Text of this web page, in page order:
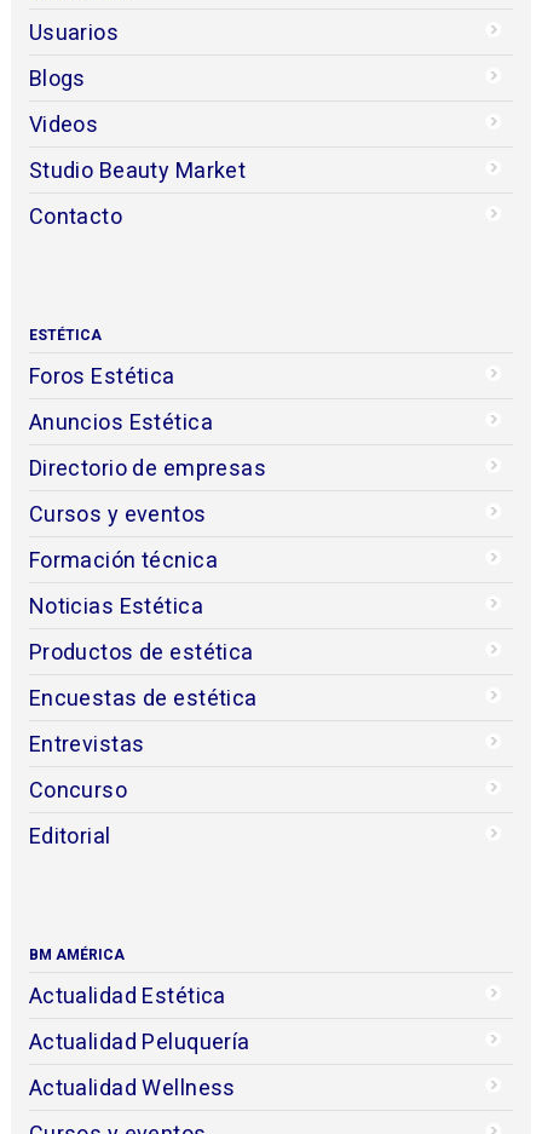
Usuarios
Blogs
Videos
Studio Beauty Market
Contacto
ESTÉTICA
Foros Estética
Anuncios Estética
Directorio de empresas
Cursos y eventos
Formación técnica
Noticias Estética
Productos de estética
Encuestas de estética
Entrevistas
Concurso
Editorial
BM AMÉRICA
Actualidad Estética
Actualidad Peluquería
Actualidad Wellness